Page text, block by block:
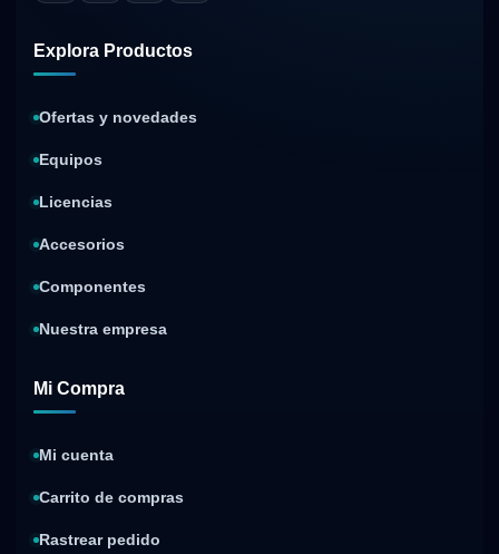
Explora Productos
Ofertas y novedades
Equipos
Licencias
Accesorios
Componentes
Nuestra empresa
Mi Compra
Mi cuenta
Carrito de compras
Rastrear pedido